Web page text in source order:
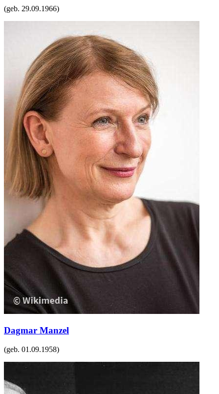
(geb. 29.09.1966)
Dagmar Manzel
(geb. 01.09.1958)